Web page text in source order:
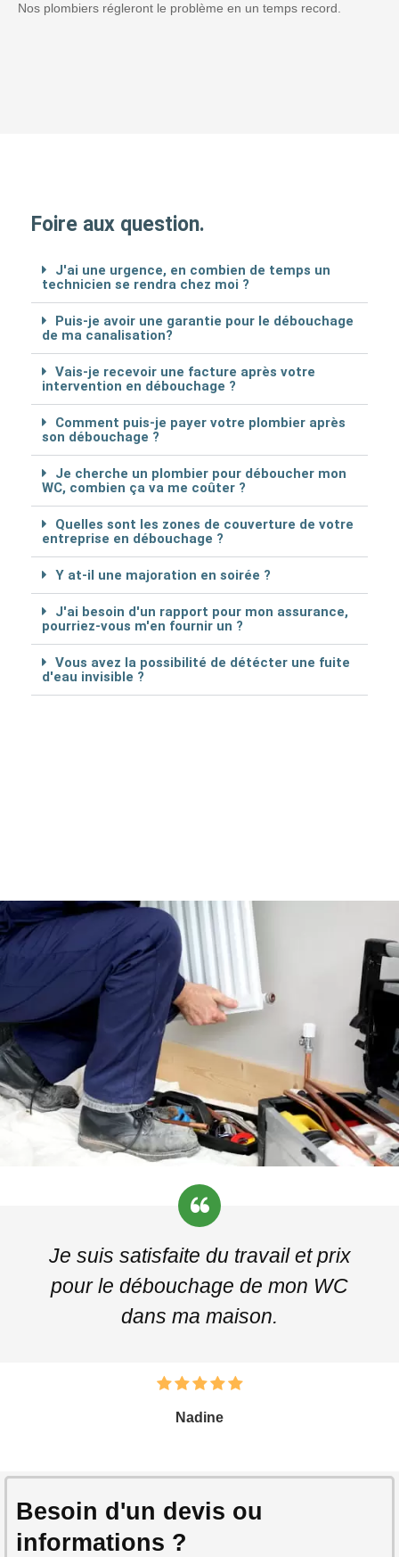
Nos plombiers régleront le problème en un temps record.
Foire aux question.
J'ai une urgence, en combien de temps un
technicien se rendra chez moi ?
Puis-je avoir une garantie pour le débouchage
de ma canalisation?
Vais-je recevoir une facture après votre
intervention en débouchage ?
Comment puis-je payer votre plombier après
son débouchage ?
Je cherche un plombier pour déboucher mon
WC, combien ça va me coûter ?
Quelles sont les zones de couverture de votre
entreprise en débouchage ?
Y at-il une majoration en soirée ?
J'ai besoin d'un rapport pour mon assurance,
pourriez-vous m'en fournir un ?
Vous avez la possibilité de détécter une fuite
d'eau invisible ?
Je suis satisfaite du travail et prix
pour le débouchage de mon WC
dans ma maison.
Nadine
Besoin d'un devis ou
informations ?